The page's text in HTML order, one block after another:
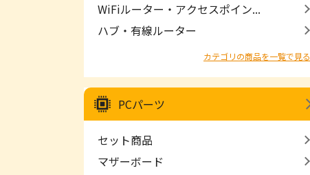
WiFiルーター・アクセスポイン...
ハブ・有線ルーター
カテゴリの商品を一覧で見る
PCパーツ
セット商品
マザーボード